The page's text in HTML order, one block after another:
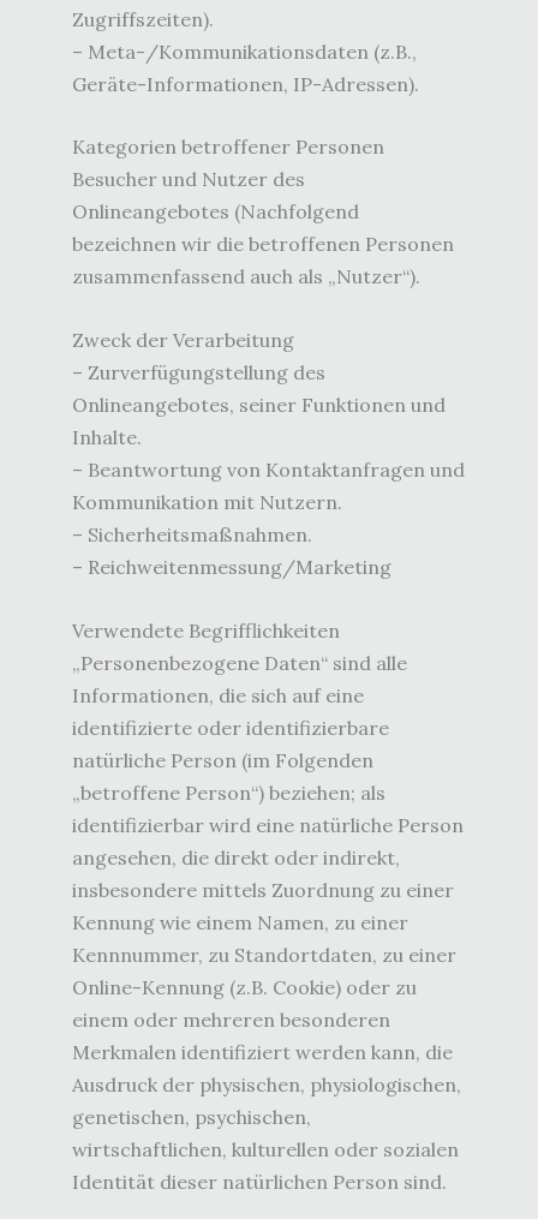
Zugriffszeiten).
– Meta-/Kommunikationsdaten (z.B.,
Geräte-Informationen, IP-Adressen).
Kategorien betroffener Personen
Besucher und Nutzer des
Onlineangebotes (Nachfolgend
bezeichnen wir die betroffenen Personen
zusammenfassend auch als „Nutzer“).
Zweck der Verarbeitung
– Zurverfügungstellung des
Onlineangebotes, seiner Funktionen und
Inhalte.
– Beantwortung von Kontaktanfragen und
Kommunikation mit Nutzern.
– Sicherheitsmaßnahmen.
– Reichweitenmessung/Marketing
Verwendete Begrifflichkeiten
„Personenbezogene Daten“ sind alle
Informationen, die sich auf eine
identifizierte oder identifizierbare
natürliche Person (im Folgenden
„betroffene Person“) beziehen; als
identifizierbar wird eine natürliche Person
angesehen, die direkt oder indirekt,
insbesondere mittels Zuordnung zu einer
Kennung wie einem Namen, zu einer
Kennnummer, zu Standortdaten, zu einer
Online-Kennung (z.B. Cookie) oder zu
einem oder mehreren besonderen
Merkmalen identifiziert werden kann, die
Ausdruck der physischen, physiologischen,
genetischen, psychischen,
wirtschaftlichen, kulturellen oder sozialen
Identität dieser natürlichen Person sind.